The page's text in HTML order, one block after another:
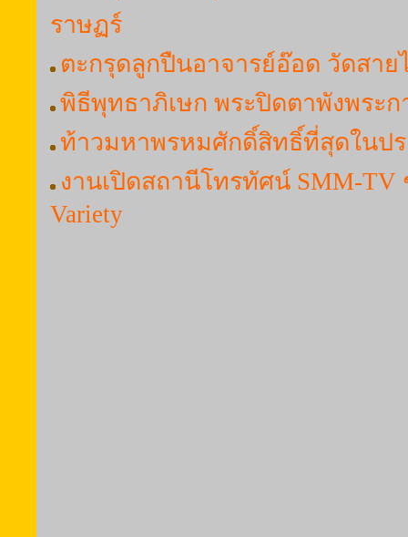
ราษฏร์
ตะกรุดลูกปืนอาจารย์อ๊อด วัดสาย
พิธีพุทธาภิเษก พระปิดตาพังพระ
ท้าวมหาพรหมศักดิ์สิทธิ์ที่สุดในปร
งานเปิดสถานีโทรทัศน์ SMM-TV
Variety